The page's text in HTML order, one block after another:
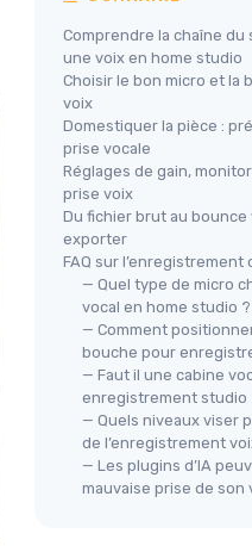
Comprendre la chaîne
une voix en home studio
Choisir le bon micro et la
voix
Domestiquer la pièce :
prise vocale
Réglages de gain,
prise voix
Du fichier brut au
exporter
FAQ sur
— Quel type de micro
vocal en home studio ?
— Comment
bouche pour
— Faut il une cabine
enregistrement studio
— Quels niveaux viser
de l’enregistrement
— Les plugins d’IA
mauvaise prise de son